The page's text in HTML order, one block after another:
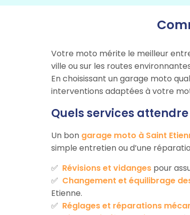
Votre moto mérite le meilleur
ville ou sur les routes
En choisissant un garage moto
interventions adaptées à votre
Quels services
Un bon garage moto à Saint
simple entretien ou d’une
Révisions et vidanges pour
Changement et équilibrage
Etienne.
Réglages et réparations